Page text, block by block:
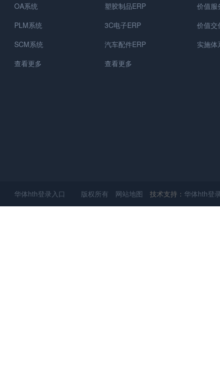
OA系统
PLM系统
SCM系统
查看更多
塑胶制品ERP
3C电子ERP
汽车配件ERP
查看更多
价值服
价值交
实施体
华体hth登录入口 版权所有 网站地图 技术支持：华体hth登